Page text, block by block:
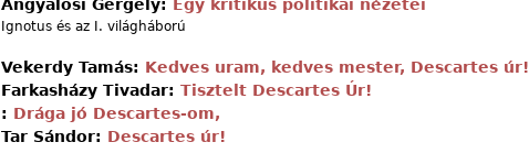
Angyalosi Gergely: Egy kritikus politikai nézetei
Ignotus és az I. világháború
Vekerdy Tamás: Kedves uram, kedves mester, Descartes úr!
Farkasházy Tivadar: Tisztelt Descartes Úr!
: Drága jó Descartes-om,
Tar Sándor: Descartes úr!